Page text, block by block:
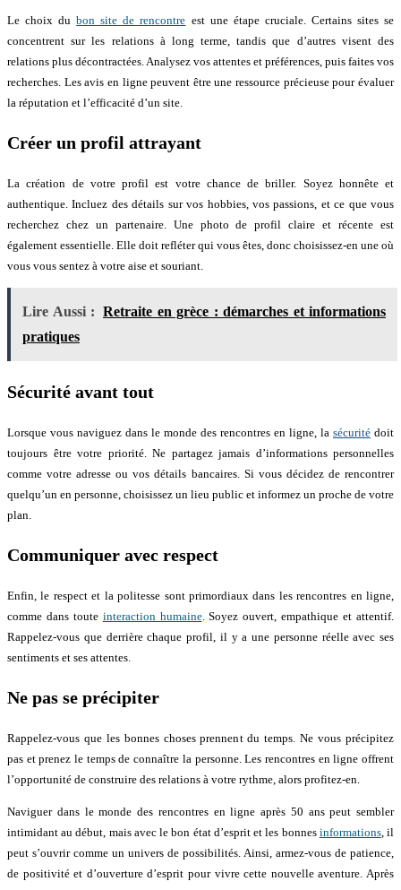
Le choix dubon site de rencontre est une étape cruciale. Certains sites se
concentrent sur les relations à long terme, tandis que d’autres visent des
relations plus décontractées. Analysez vos attentes et préférences, puis faites vos
recherches. Les avis en ligne peuvent être une ressource précieuse pour évaluer
la réputation et l’efficacité d’un site.
Créer un profil attrayant
La création de votre profil est votre chance de briller. Soyez honnête et
authentique. Incluez des détails sur vos hobbies, vos passions, et ce que vous
recherchez chez un partenaire. Une photo de profil claire et récente est
également essentielle. Elle doit refléter qui vous êtes, donc choisissez-en une où
vous vous sentez à votre aise et souriant.
Lire Aussi : Retraite en grèce : démarches et informations
pratiques
Sécurité avant tout
Lorsque vous naviguez dans le monde des rencontres en ligne, la sécurité doit
toujours être votre priorité. Ne partagez jamais d’informations personnelles
comme votre adresse ou vos détails bancaires. Si vous décidez de rencontrer
quelqu’un en personne, choisissez un lieu public et informez un proche de votre
plan.
Communiquer avec respect
Enfin, le respect et la politesse sont primordiaux dans les rencontres en ligne,
comme dans toute interaction humaine. Soyez ouvert, empathique et attentif.
Rappelez-vous que derrière chaque profil, il y a une personne réelle avec ses
sentiments et ses attentes.
Ne pas se précipiter
Rappelez-vous que les bonnes choses prennent du temps. Ne vous précipitez
pas et prenez le temps de connaître la personne. Les rencontres en ligne offrent
l’opportunité de construire des relations à votre rythme, alors profitez-en.
Naviguer dans le monde des rencontres en ligne après 50 ans peut sembler
intimidant au début, mais avec le bon état d’esprit et les bonnes informations, il
peut s’ouvrir comme un univers de possibilités. Ainsi, armez-vous de patience,
de positivité et d’ouverture d’esprit pour vivre cette nouvelle aventure. Après